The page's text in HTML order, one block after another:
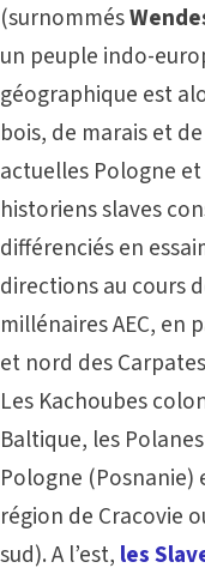
(surnommés
un peuple indo-
géographique est
bois, de marais et
actuelles Pologne
historiens slaves
différenciés en
directions au cours
millénaires AEC, en
et nord des
Les Kachoubes
Baltique, les
Pologne (Posnanie)
région de Cracovie
sud). A l’est, les